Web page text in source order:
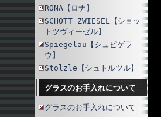
RONA【ロナ】
SCHOTT ZWIESEL【ショッ
トツヴィーゼル】
Spiegelau【シュピゲラ
ウ】
Stolzle【シュトルツル】
グラスのお手入れについて
グラスのお手入れについて